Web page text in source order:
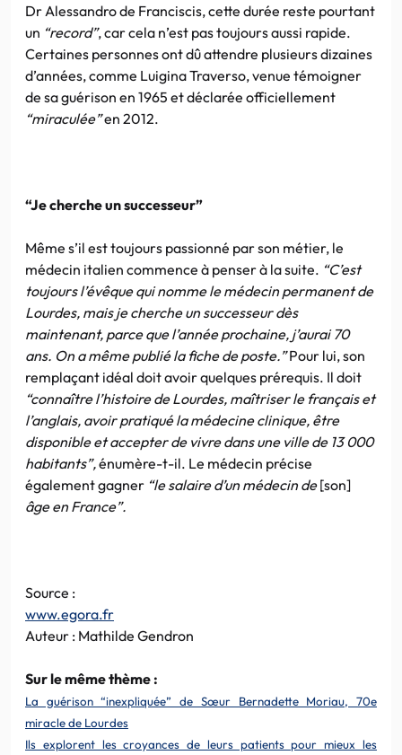
Dr Alessandro de Franciscis, cette durée reste pourtant
un “record”, car cela n’est pas toujours aussi rapide.
Certaines personnes ont dû attendre plusieurs dizaines
d’années, comme Luigina Traverso, venue témoigner
de sa guérison en 1965 et déclarée officiellement
“miraculée”en 2012.
“Je cherche un successeur”
Même s’il est toujours passionné par son métier, le
médecin italien commence à penser à la suite. “C’est
toujours l’évêque qui nomme le médecin permanent de
Lourdes, mais je cherche un successeur dès
maintenant, parce que l’année prochaine, j’aurai 70
ans. On a même publié la fiche de poste.”Pour lui, son
remplaçant idéal doit avoir quelques prérequis. Il doit
“connaître l’histoire de Lourdes, maîtriser le français et
l’anglais, avoir pratiqué la médecine clinique, être
disponible et accepter de vivre dans une ville de 13 000
habitants”,énumère-t-il. Le médecin précise
également gagner “le salaire d’un médecin de[son]
âge en France”.
Source :
www.egora.fr
Auteur : Mathilde Gendron
Sur le même thème :
La guérison “inexpliquée” de Sœur Bernadette Moriau, 70e
miracle de Lourdes
Ils explorent les croyances de leurs patients pour mieux les